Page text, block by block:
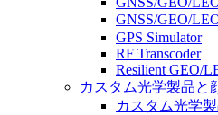
GNSS/GEO/
GPS Simulator
RF Transcoder
Resilient GEO/
カスタム光学製品と
カスタム光学